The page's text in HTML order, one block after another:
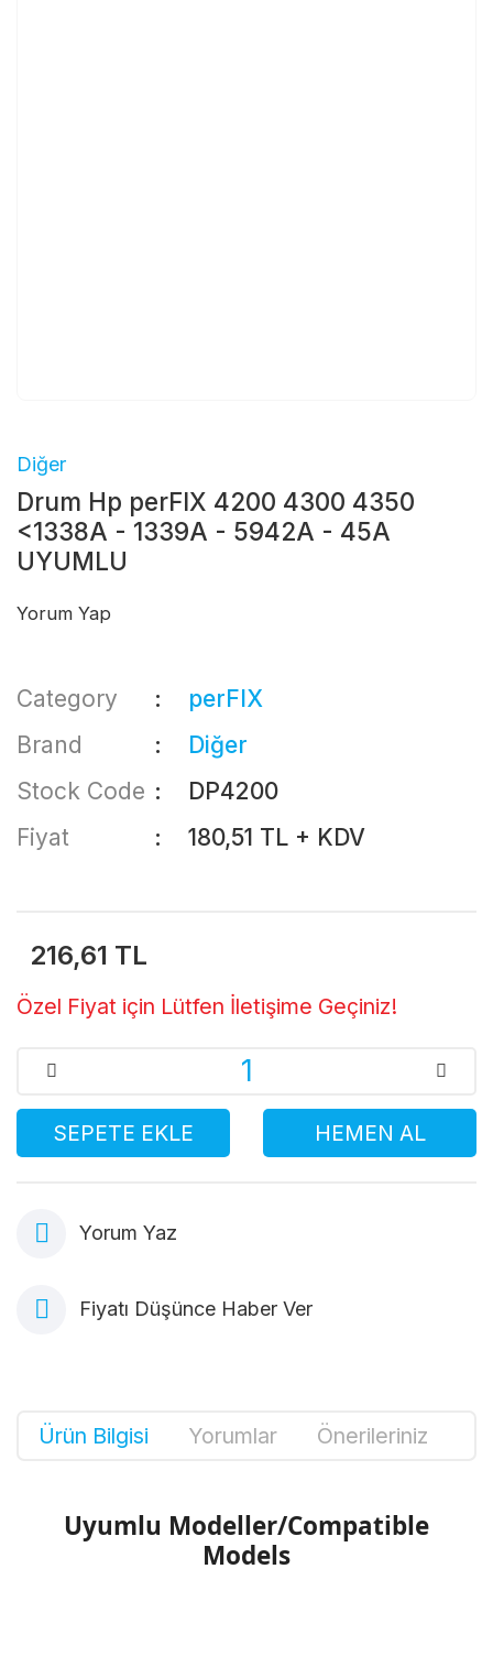
Diğer
Drum Hp perFIX 4200 4300 4350
<1338A - 1339A - 5942A - 45A
UYUMLU
Yorum Yap
Category
perFIX
Brand
Diğer
Stock Code
DP4200
Fiyat
180,51 TL + KDV
216,61 TL
Özel Fiyat için Lütfen İletişime Geçiniz!
SEPETE EKLE HEMEN AL
Yorum Yaz
Fiyatı Düşünce Haber Ver
Ürün Bilgisi Yorumlar Önerileriniz
Uyumlu Modeller/Compatible
Models